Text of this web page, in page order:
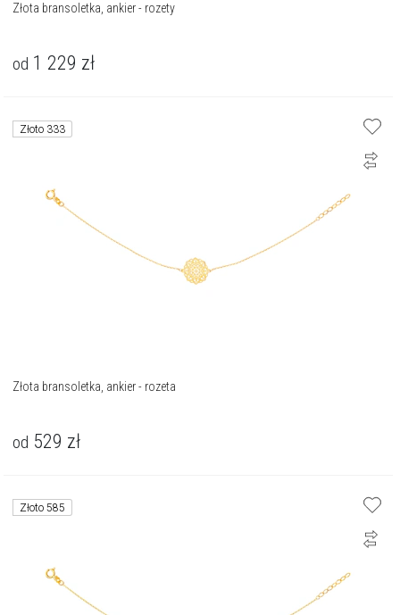
Złota bransoletka, ankier - rozety
od 1 229 zł
Złoto 333
Złota bransoletka, ankier - rozeta
od 529 zł
Złoto 585